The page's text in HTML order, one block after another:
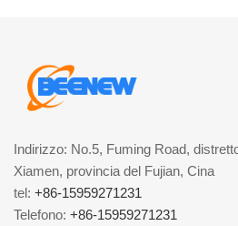
Indirizzo: No.5, Fuming Road,
Xiamen, provincia del Fujian, Cina
tel: +86-15959271231
Telefono: +86-15959271231